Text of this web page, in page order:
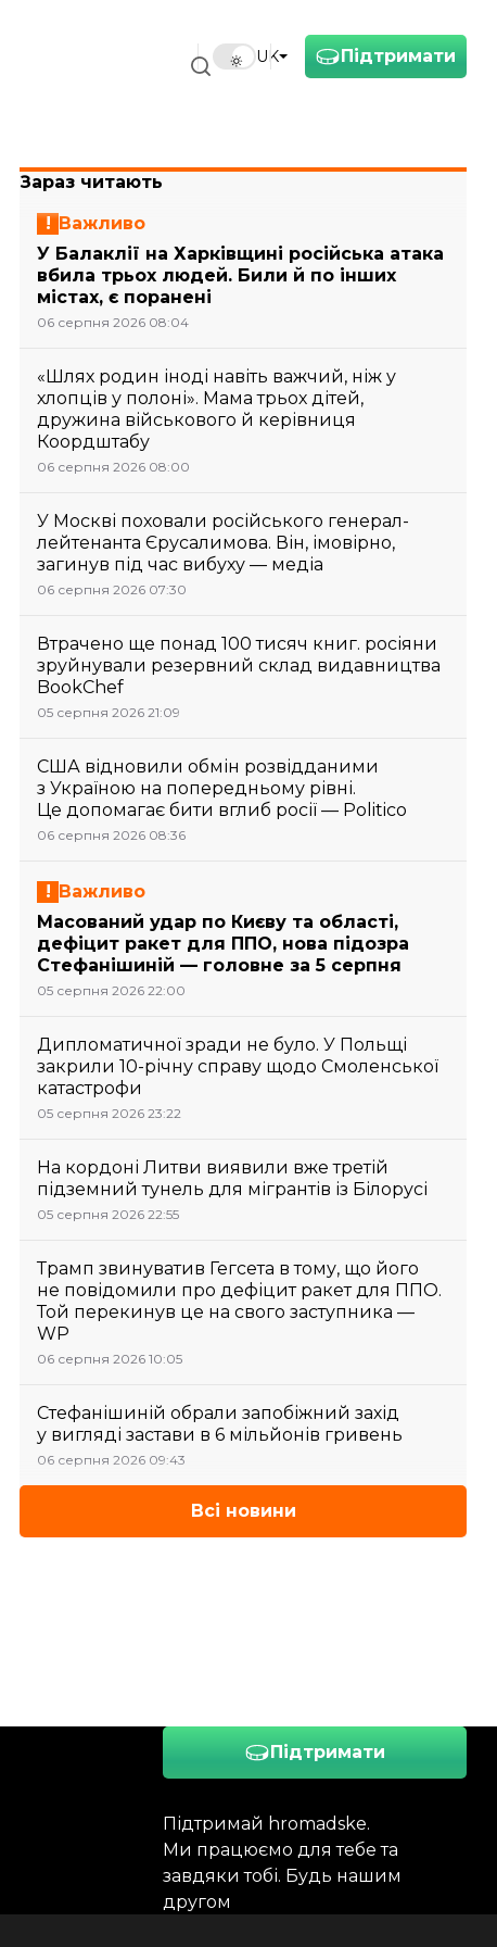
Підтримати
UK
Зараз читають
Важливо
У Балаклії на Харківщині російська атака
вбила трьох людей. Били й по інших
містах, є поранені
06 серпня 2026 08:04
«Шлях родин іноді навіть важчий, ніж у
хлопців у полоні». Мама трьох дітей,
дружина військового й керівниця
Коордштабу
06 серпня 2026 08:00
У Москві поховали російського генерал-
лейтенанта Єрусалимова. Він, імовірно,
загинув під час вибуху — медіа
06 серпня 2026 07:30
Втрачено ще понад 100 тисяч книг. росіяни
зруйнували резервний склад видавництва
BookChef
05 серпня 2026 21:09
США відновили обмін розвідданими
з Україною на попередньому рівні.
Це допомагає бити вглиб росії — Politico
06 серпня 2026 08:36
Важливо
Масований удар по Києву та області,
дефіцит ракет для ППО, нова підозра
Стефанішиній — головне за 5 серпня
05 серпня 2026 22:00
Дипломатичної зради не було. У Польщі
закрили 10-річну справу щодо Смоленської
катастрофи
05 серпня 2026 23:22
На кордоні Литви виявили вже третій
підземний тунель для мігрантів із Білорусі
05 серпня 2026 22:55
Трамп звинуватив Гегсета в тому, що його
не повідомили про дефіцит ракет для ППО.
Той перекинув це на свого заступника —
WP
06 серпня 2026 10:05
Стефанішиній обрали запобіжний захід
у вигляді застави в 6 мільйонів гривень
06 серпня 2026 09:43
Всі новини
Підтримати
Підтримай hromadske.
Ми працюємо для тебе та
завдяки тобі. Будь нашим
другом